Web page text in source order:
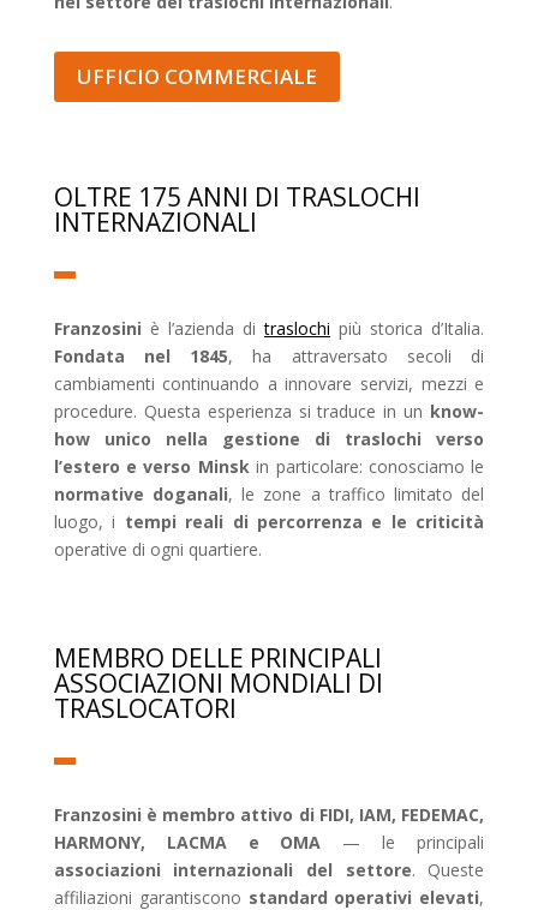
UFFICIO COMMERCIALE
OLTRE 175 ANNI DI TRASLOCHI
INTERNAZIONALI
Franzosini è l’azienda ditraslochi più storica d’Italia.
Fondata nel 1845, ha attraversato secoli di
cambiamenti continuando a innovare servizi, mezzi e
procedure. Questa esperienza si traduce in un know-
how unico nella gestione di traslochi verso
l’estero e verso Minskin particolare: conosciamo le
normative doganali, le zone a traffico limitato del
luogo, i tempi reali di percorrenza e le criticità
operative di ogni quartiere.
MEMBRO DELLE PRINCIPALI
ASSOCIAZIONI MONDIALI DI
TRASLOCATORI
Franzosini è membro attivo di FIDI, IAM, FEDEMAC,
HARMONY, LACMA e OMA — le principali
associazioni internazionali del settore. Queste
affiliazioni garantiscono standard operativi elevati,